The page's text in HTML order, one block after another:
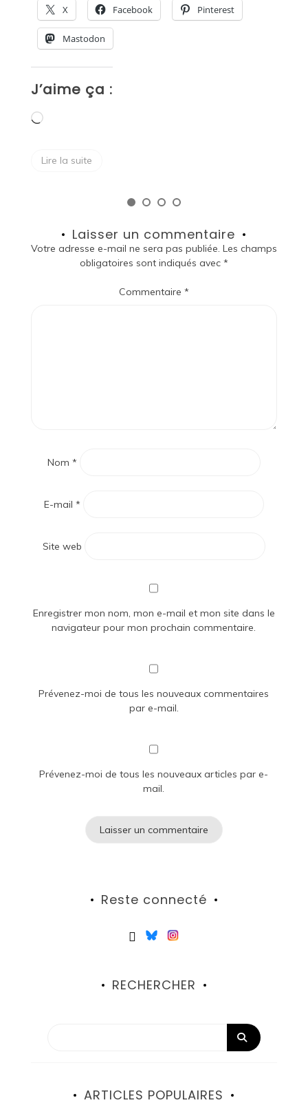
X Facebook Pinterest
Mastodon
J’aime ça :
Chargement…
Lire la suite
Laisser un commentaire
Votre adresse e-mail ne sera pas publiée. Les champs
obligatoires sont indiqués avec *
Commentaire *
Nom *
E-mail *
Site web
Enregistrer mon nom, mon e-mail et mon site dans le
navigateur pour mon prochain commentaire.
Prévenez-moi de tous les nouveaux commentaires
par e-mail.
Prévenez-moi de tous les nouveaux articles par e-
mail.
Reste connecté
RECHERCHER
ARTICLES POPULAIRES